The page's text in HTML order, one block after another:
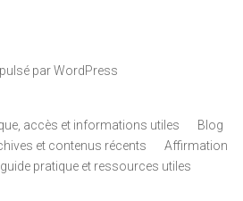
parWordPress
accès et informations utiles
Blog
et contenus récents
Affirmation
pratique et ressources utiles